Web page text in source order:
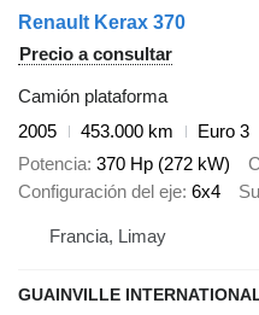
Renault Kerax 370
Precio a consultar
Camión plataforma
2005
453.000 km
Euro 3
Potencia 370 Hp (272 kW)
Configuración del eje 6x4
Francia, Limay
GUAINVILLE